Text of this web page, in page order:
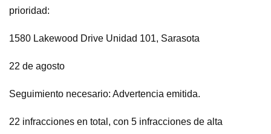
prioridad:
1580 Lakewood Drive Unidad 101, Sarasota
22 de agosto
Seguimiento necesario: Advertencia emitida.
22 infracciones en total, con 5 infracciones de alta